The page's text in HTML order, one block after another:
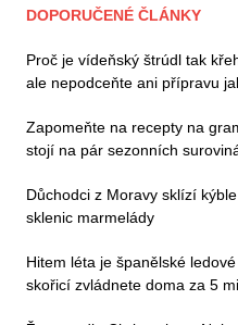
DOPORUČENÉ ČLÁNKY
Proč je vídeňský štrúdl tak
ale nepodceňte ani přípravu
Zapomeňte na recepty na
stojí na pár sezonních
Důchodci z Moravy sklízí
sklenic marmelády
Hitem léta je španělské
skořicí zvládnete doma za 5